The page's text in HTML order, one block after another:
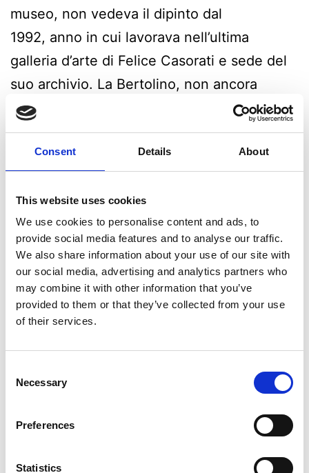
Consent Details About
This website uses cookies
We use cookies to personalise content and ads, to
provide social media features and to analyse our traffic.
We also share information about your use of our site with
our social media, advertising and analytics partners who
may combine it with other information that you’ve
provided to them or that they’ve collected from your use
of their services.
Selection
Necessary
Preferences
Statistics
museo, non vedeva il dipinto dal
1992, anno in cui lavorava nell’ultima
galleria d’arte di Felice Casorati e sede del
suo archivio. La Bertolino, non ancora
laureata, passava giornate intere nella
suddetta galleria d’arte torinese, dove, tra
svariati dipinti, era in mostra anche il
ottanta anni prima.
Ne Il sogno del melogranoè rappresentata
una donna dormiente distesa su un prato in
pieno giorno, che poggia la testa su un
cuscino trapunto di margherite e indossa
una veste leggera con tralci stampati a
differenza di questo, Casorati ne preserva
la riconoscibilità botanica, con rimando a
Botticelli e ai Preraffaelliti. Si tratta di una
situazione fittizia, di una natura immaginata: